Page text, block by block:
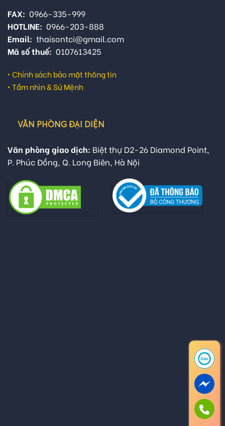
FAX: 0966-335-999
HOTLINE: 0966-203-888
Email: thaisontci@gmail.com
Mã số thuế: 0107613425
• Chính sách bảo mật thông tin
• Tầm nhìn & Sứ Mệnh
VĂN PHÒNG ĐẠI DIỆN
Văn phòng giao dịch: Biệt thự D2-26 Diamond Point,
P. Phúc Đồng, Q. Long Biên, Hà Nội